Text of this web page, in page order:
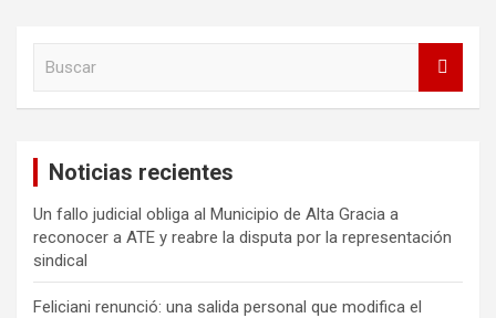
Noticias recientes
Un fallo judicial obliga al Municipio de Alta Gracia a
reconocer a ATE y reabre la disputa por la representación
sindical
Feliciani renunció: una salida personal que modifica el